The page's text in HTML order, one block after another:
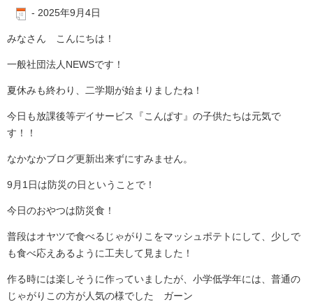
- 2025年9月4日
みなさん こんにちは！
一般社団法人NEWSです！
夏休みも終わり、二学期が始まりましたね！
今日も放課後等デイサービス『こんぱす』の子供たちは元気で
す！！
なかなかブログ更新出来ずにすみません。
9月1日は防災の日ということで！
今日のおやつは防災食！
普段はオヤツで食べるじゃがりこをマッシュポテトにして、少しで
も食べ応えあるように工夫して見ました！
作る時には楽しそうに作っていましたが、小学低学年には、普通の
じゃがりこの方が人気の様でした ガーン